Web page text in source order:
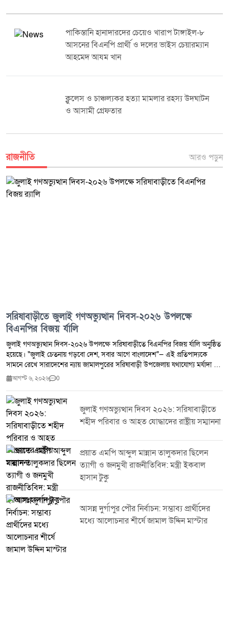
পাকিস্তানি হানাদারদের চেয়েও খারাপ টাঙ্গাইল-৮
আসনের বিএনপি প্রার্থী ও দলের ভাইস চেয়ারম্যান
আহমেদ আযম খান
ক্লুলেস ও চাঞ্চল্যকর হত্যা মামলার রহস্য উদঘাটন
ও আসামী গ্রেফতার
রাজনীতি আরও পড়ুন
সরিষাবাড়ীতে জুলাই গণঅভ্যুত্থান দিবস-২০২৬ উপলক্ষে
বিএনপির বিজয় র্যালি
জুলাই গণঅভ্যুত্থান দিবস-২০২৬ উপলক্ষে সরিষাবাড়ীতে বিএনপির বিজয় র্যালি অনুষ্ঠিত
হয়েছে। "জুলাই চেতনায় গড়বো দেশ, সবার আগে বাংলাদেশ"— এই প্রতিপাদ্যকে
সামনে রেখে সারাদেশের ন্যায় জামালপুরের সরিষাবাড়ী উপজেলায় যথাযোগ্য মর্যাদা ও
উৎসাহ-উদ্দীপনার মধ্য দিয়ে দিবসটি পালন করা হয়।দিবসটি উপলক্ষে আয়োজিত
জামালপুর জেলা বিএনপির সভাপতি এবং জাতীয় সংসদের ১৪১ জামালপুর-৪
(সরিষাবাড়ী) আসনের সংসদ সদস্য জননেতা মো. ফরিদুল কবির তালুকদার শামীম।
র্যালিতে বিএনপি ও এর অঙ্গ-সহযোগী সংগঠনের বিপুল সংখ্যক নেতাকর্মী অংশগ্রহণ
করেন। জাতীয় পতাকা, দলীয় পতাকা ও বিভিন্ন ব্যানার-ফেস্টুন বহন করে
অংশগ্রহণকারীরা উপজেলার গুরুত্বপূর্ণ সড়ক প্রদক্ষিণ করেন। এ সময় দিবসটির
তাৎপর্য, গণতান্ত্রিক মূল্যবোধ, জনগণের অধিকার প্রতিষ্ঠা এবং দেশ গঠনে ঐক্যবদ্ধভাবে
কাজ করার প্রত্যয় ব্যক্ত করা হয়।অংশগ্রহণকারীদের প্রাণবন্ত উপস্থিতি ও সুশৃঙ্খল
আয়োজন কর্মসূচিকে আরও প্রাণবন্ত করে তোলে। বিজয় র্যালি ঘিরে উৎসবমুখর
পরিবেশ সৃষ্টি হয় এবং বিভিন্ন শ্রেণি-পেশার মানুষের স্বতঃস্ফূর্ত অংশগ্রহণ অনুষ্ঠানকে
তাৎপর্যময় করে তোলে।প্রতিবেদক: রফিকুল ইসলাম, সভাপতি, বাংলাদেশ রিপোর্টার্স
ক্লাব ট্রাস্ট, সরিষাবাড়ী উপজেলা শাখা, জামালপুর।
আগস্ট ৬, ২০২৬ 0
জুলাই গণঅভ্যুত্থান দিবস ২০২৬: সরিষাবাড়ীতে
শহীদ পরিবার ও আহত যোদ্ধাদের রাষ্ট্রীয় সম্মাননা
প্রয়াত এমপি আব্দুল মান্নান তালুকদার ছিলেন
ত্যাগী ও জনমুখী রাজনীতিবিদ: মন্ত্রী ইকবাল
হাসান টুকু
আসন্ন দুর্গাপুর পৌর নির্বাচন: সম্ভাব্য প্রার্থীদের
মধ্যে আলোচনার শীর্ষে জামাল উদ্দিন মাস্টার